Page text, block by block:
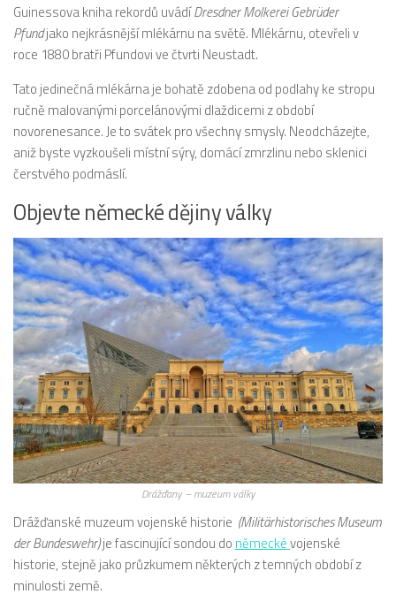
Guinessova kniha rekordů uvádíDresdner Molkerei Gebrüder
Pfundjako nejkrásnější mlékárnu na světě. Mlékárnu, otevřeli v
roce 1880 bratři Pfundovi ve čtvrti Neustadt.
Tato jedinečná mlékárna je bohatě zdobena od podlahy ke stropu
ručně malovanými porcelánovými dlaždicemi z období
novorenesance. Je to svátek pro všechny smysly. Neodcházejte,
aniž byste vyzkoušeli místní sýry, domácí zmrzlinu nebo sklenici
čerstvého podmáslí.
Objevte německé dějiny války
Drážďany – muzeum války
Drážďanské muzeum vojenské historie (Militärhistorisches Museum
der Bundeswehr)je fascinující sondou do německévojenské
historie, stejně jako průzkumem některých z temných období z
minulosti země.